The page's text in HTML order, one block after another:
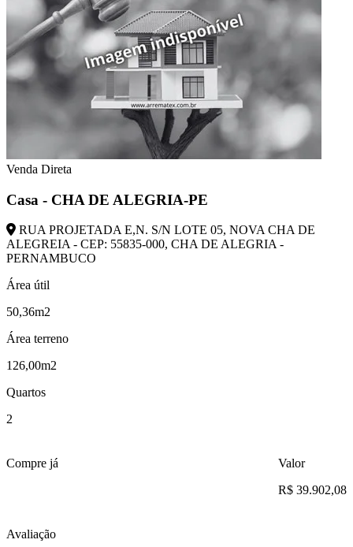
Venda Direta
Casa - CHA DE ALEGRIA-PE
RUA PROJETADA E,N. S/N LOTE 05, NOVA CHA DE
ALEGREIA - CEP: 55835-000, CHA DE ALEGRIA -
PERNAMBUCO
Área útil
50,36m2
Área terreno
126,00m2
Quartos
2
Compre já
Valor
R$ 39.902,08
Avaliação